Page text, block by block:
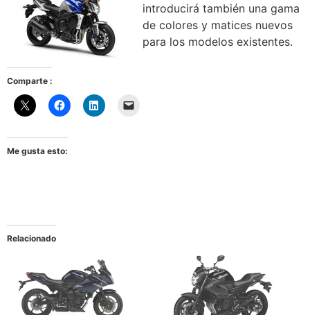
introducirá también una gama
de colores y matices nuevos
para los modelos existentes.
Comparte :
Me gusta esto:
Relacionado